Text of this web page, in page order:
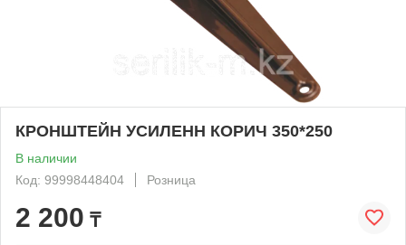
КРОНШТЕЙН УСИЛЕНН КОРИЧ 350*250
В наличии
Код: 99998448404
Розница
2 200 ₸